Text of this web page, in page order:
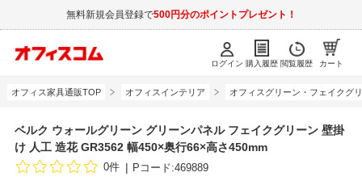
無料新規会員登録で500円分のポイントプレゼント！
ログイン 購入履歴 閲覧履歴 カート
オフィス家具通販TOP オフィスインテリア オフィスグリーン・フェイクグ
ベルク ウォールグリーン グリーンパネル フェイクグリーン 壁掛
け 人工 造花 GR3562 幅450×奥行66×高さ450mm
0件 Pコード:469889